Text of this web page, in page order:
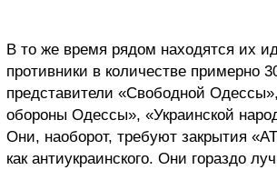
В то же время рядом находятся их
противники в количестве примерно
представители «Свободной
обороны Одессы», «Украинской
Они, наоборот, требуют закрытия
как антиукраинского. Они гораздо